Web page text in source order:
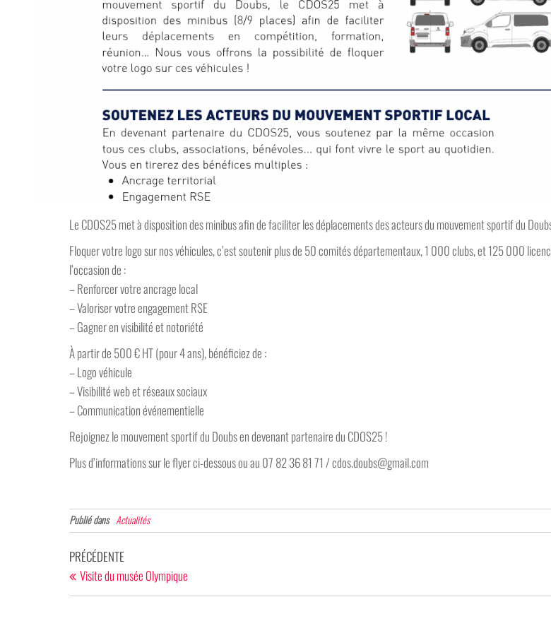
Le CDOS25 met à disposition des minibus afin de faciliter les déplacements des acteurs du mouvement sportif du
Floquer votre logo sur nos véhicules, c’est soutenir plus de 50 comités départementaux, 1 000 clubs, et 125 000
l’occasion de :
– Renforcer votre ancrage local
– Valoriser votre engagement RSE
– Gagner en visibilité et notoriété
À partir de 500 € HT (pour 4 ans), bénéficiez de :
– Logo véhicule
– Visibilité web et réseaux sociaux
– Communication événementielle
Rejoignez le mouvement sportif du Doubs en devenant partenaire du CDOS25 !
Plus d’informations sur le flyer ci-dessous ou au 07 82 36 81 71 / cdos.doubs@gmail.com
Publié dans Actualités
Navigation
de
l’article
Article
précédent
PRÉCÉDENTE
Visite du musée Olympique